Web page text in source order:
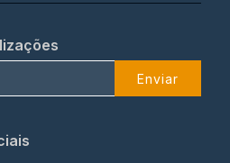
Enviar